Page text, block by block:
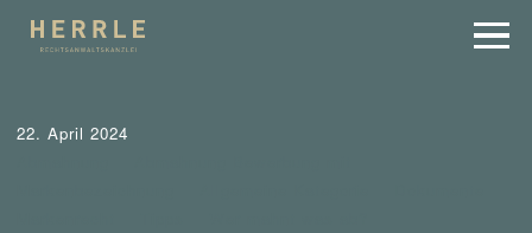
22. April 2024